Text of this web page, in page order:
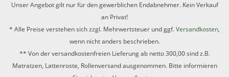
Unser Angebot gilt nur für den gewerblichen Endabnehmer. Kein Verkauf
an Privat!
* Alle Preise verstehen sich zzgl. Mehrwertsteuer und ggf.Versandkosten,
wenn nicht anders beschrieben.
** Von der versandkostenfreien Lieferung ab netto 300,00 sind z.B.
Matratzen, Lattenroste, Rollenversand ausgenommen. Bitte informieren